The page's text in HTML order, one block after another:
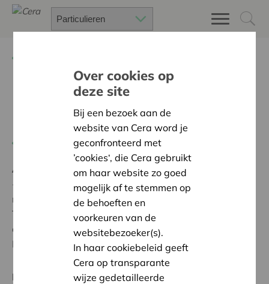
Kruidentuin in de
Boomgaard
Terug naar overzicht
Ambitie:
Warme en zorgzame buurten voor iedereen
- Het materiaal om de indeling van de kruidentuin te
maken. - De infoborden. - De 14 soorten kruiden. -
Tijdens de receptie opening van de kruidentuin kregen
de kinderen als attentie een potje met een kruid. -
Drank voor de receptie.
Regionaal Project
Over cookies op
deze site
Bij een bezoek aan de
website van Cera word je
geconfronteerd met
’cookies‘, die Cera gebruikt
om haar website zo goed
mogelijk af te stemmen op
de behoeften en
voorkeuren van de
websitebezoeker(s).
In haar cookiebeleid geeft
Cera op transparante
wijze gedetailleerde